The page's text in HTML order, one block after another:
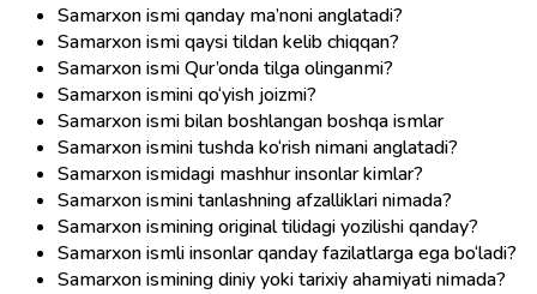
Samarxon ismi qanday ma’noni anglatadi?
Samarxon ismi qaysi tildan kelib chiqqan?
Samarxon ismi Qur’onda tilga olinganmi?
Samarxon ismini qo‘yish joizmi?
Samarxon ismi bilan boshlangan boshqa ismlar
Samarxon ismini tushda ko‘rish nimani anglatadi?
Samarxon ismidagi mashhur insonlar kimlar?
Samarxon ismini tanlashning afzalliklari nimada?
Samarxon ismining original tilidagi yozilishi qanday?
Samarxon ismli insonlar qanday fazilatlarga ega bo‘ladi?
Samarxon ismining diniy yoki tarixiy ahamiyati nimada?